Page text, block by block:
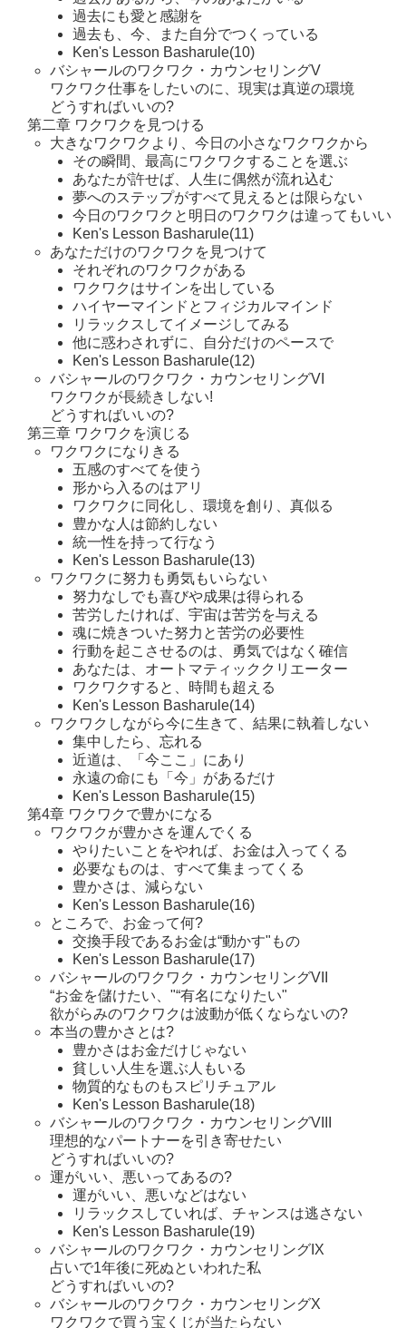
過去にも愛と感謝を
過去も、今、また自分でつくっている
Ken's Lesson Basharule(10)
バシャールのワクワク・カウンセリングV
ワクワク仕事をしたいのに、現実は真逆の環境
どうすればいいの?
第二章 ワクワクを見つける
大きなワクワクより、今日の小さなワクワクから
その瞬間、最高にワクワクすることを選ぶ
あなたが許せば、人生に偶然が流れ込む
夢へのステップがすべて見えるとは限らない
今日のワクワクと明日のワクワクは違ってもいい
Ken's Lesson Basharule(11)
あなただけのワクワクを見つけて
それぞれのワクワクがある
ワクワクはサインを出している
ハイヤーマインドとフィジカルマインド
リラックスしてイメージしてみる
他に惑わされずに、自分だけのペースで
Ken's Lesson Basharule(12)
バシャールのワクワク・カウンセリングVI
ワクワクが長続きしない!
どうすればいいの?
第三章 ワクワクを演じる
ワクワクになりきる
五感のすべてを使う
形から入るのはアリ
ワクワクに同化し、環境を創り、真似る
豊かな人は節約しない
統一性を持って行なう
Ken's Lesson Basharule(13)
ワクワクに努力も勇気もいらない
努力なしでも喜びや成果は得られる
苦労したければ、宇宙は苦労を与える
魂に焼きついた努力と苦労の必要性
行動を起こさせるのは、勇気ではなく確信
あなたは、オートマティッククリエーター
ワクワクすると、時間も超える
Ken's Lesson Basharule(14)
ワクワクしながら今に生きて、結果に執着しない
集中したら、忘れる
近道は、「今ここ」にあり
永遠の命にも「今」があるだけ
Ken's Lesson Basharule(15)
第4章 ワクワクで豊かになる
ワクワクが豊かさを運んでくる
やりたいことをやれば、お金は入ってくる
必要なものは、すべて集まってくる
豊かさは、減らない
Ken's Lesson Basharule(16)
ところで、お金って何?
交換手段であるお金は“動かす"もの
Ken's Lesson Basharule(17)
バシャールのワクワク・カウンセリングVII
“お金を儲けたい、"“有名になりたい"
欲がらみのワクワクは波動が低くならないの?
本当の豊かさとは?
豊かさはお金だけじゃない
貧しい人生を選ぶ人もいる
物質的なものもスピリチュアル
Ken's Lesson Basharule(18)
バシャールのワクワク・カウンセリングVIII
理想的なパートナーを引き寄せたい
どうすればいいの?
運がいい、悪いってあるの?
運がいい、悪いなどはない
リラックスしていれば、チャンスは逃さない
Ken's Lesson Basharule(19)
バシャールのワクワク・カウンセリングIX
占いで1年後に死ぬといわれた私
どうすればいいの?
バシャールのワクワク・カウンセリングX
ワクワクで買う宝くじが当たらない